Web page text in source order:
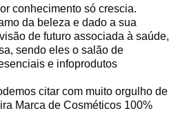
conhecimento só crescia.
da beleza e dado a sua
de futuro associada à saúde,
sendo eles o salão de
e infoprodutos
citar com muito orgulho de
Marca de Cosméticos 100%